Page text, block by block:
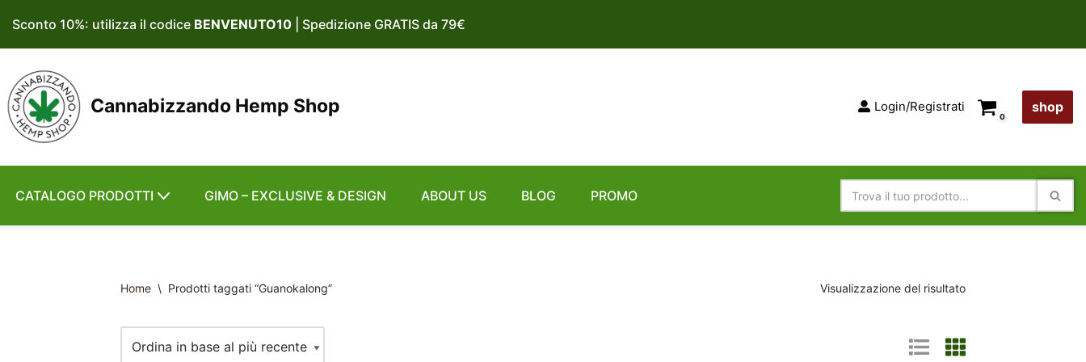
Vai
contenuto
Sconto 10%: utilizza il codice BENVENUTO10 | Spedizione GRATIS da 79€
Cannabizzando Hemp Shop Login/Registrati
0
shop
CATALOGO PRODOTTI GIMO – EXCLUSIVE & DESIGN ABOUT US BLOG PROMO
Home \ Prodotti taggati “Guanokalong” Visualizzazione del risultato